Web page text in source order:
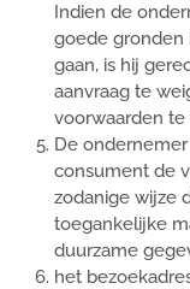
Indien de
goede gronden
gaan, is hij
aanvraag te
voorwaarden te
De
consument de
zodanige wijze
toegankelijke
duurzame
het